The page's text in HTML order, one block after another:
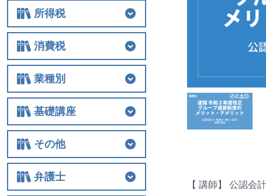
法人
法人税
経費
役員関連
特例
組織再編
解散・清算
税務調査
その他
所得税
所得税
所得税
譲渡
税務調査
その他
消費税
消費税
消費税
税務調査
その他
業種別
業種別
医業
農業
非営利法人
介護
税務調査
その他の業種
基礎講座
基礎講座
相続税
法人関連
その他
その他
士業経営
国際税務
保険
税制改正全般
ビジネス
借地権
弁護士
【 講師】 公認